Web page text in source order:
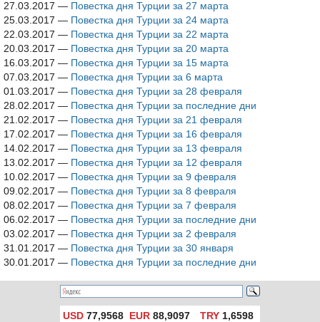
27.03.2017 — Повестка дня Турции за 27 марта
25.03.2017 — Повестка дня Турции за 24 марта
22.03.2017 — Повестка дня Турции за 22 марта
20.03.2017 — Повестка дня Турции за 20 марта
16.03.2017 — Повестка дня Турции за 15 марта
07.03.2017 — Повестка дня Турции за 6 марта
01.03.2017 — Повестка дня Турции за 28 февраля
28.02.2017 — Повестка дня Турции за последние дни
21.02.2017 — Повестка дня Турции за 21 февраля
17.02.2017 — Повестка дня Турции за 16 февраля
14.02.2017 — Повестка дня Турции за 13 февраля
13.02.2017 — Повестка дня Турции за 12 февраля
10.02.2017 — Повестка дня Турции за 9 февраля
09.02.2017 — Повестка дня Турции за 8 февраля
08.02.2017 — Повестка дня Турции за 7 февраля
06.02.2017 — Повестка дня Турции за последние дни
03.02.2017 — Повестка дня Турции за 2 февраля
31.01.2017 — Повестка дня Турции за 30 января
30.01.2017 — Повестка дня Турции за последние дни
USD 77,9568 EUR 88,9097 TRY1,6598